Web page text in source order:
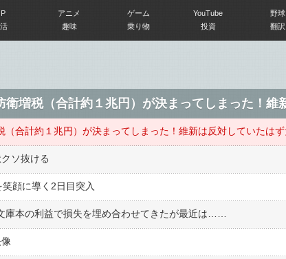
アニメ ゲーム YouTube 野球
趣味 乗り物 投資 翻訳
ソ抜ける
顔に導く2日目突入
庫本の利益で損失を埋め合わせてきたが最近は……